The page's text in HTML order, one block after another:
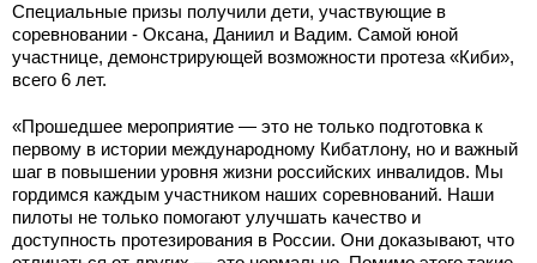
Специальные призы получили дети, участвующие в
соревновании - Оксана, Даниил и Вадим. Самой юной
участнице, демонстрирующей возможности протеза «Киби»,
всего 6 лет.
«Прошедшее мероприятие — это не только подготовка к
первому в истории международному Кибатлону, но и важный
шаг в повышении уровня жизни российских инвалидов. Мы
гордимся каждым участником наших соревнований. Наши
пилоты не только помогают улучшать качество и
доступность протезирования в России. Они доказывают, что